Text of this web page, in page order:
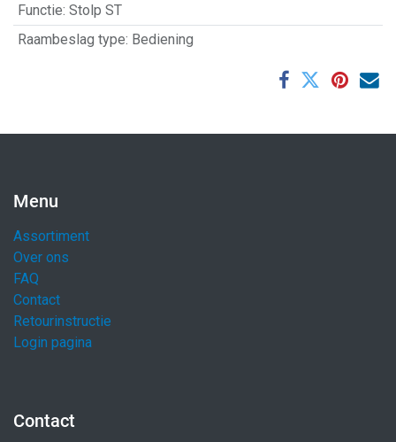
Functie: Stolp ST
Raambeslag type: Bediening
Menu
Assortiment
Over ons
FAQ
Contact
Retourinstructie
Login pagina
Contact